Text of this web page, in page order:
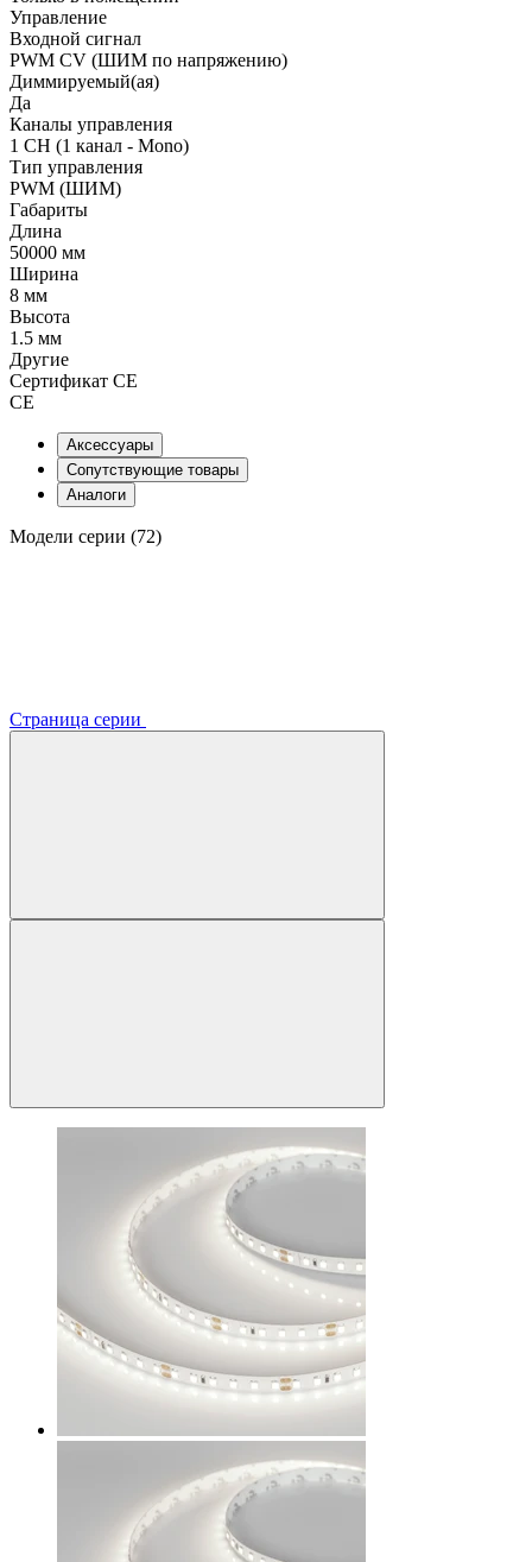
Управление
Входной сигнал
PWM СV (ШИМ по напряжению)
Диммируемый(ая)
Да
Каналы управления
1 CH (1 канал - Mono)
Тип управления
PWM (ШИМ)
Габариты
Длина
50000 мм
Ширина
8 мм
Высота
1.5 мм
Другие
Сертификат CE
CE
Аксессуары
Сопутствующие товары
Аналоги
Модели серии (72)
Страница серии